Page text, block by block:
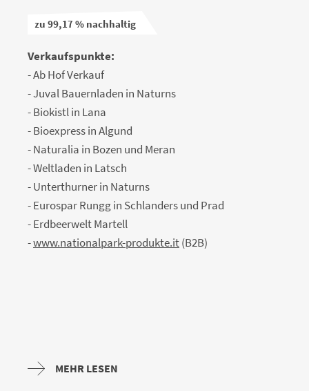
zu 99,17 % nachhaltig
Verkaufspunkte:
- Ab Hof Verkauf
- Juval Bauernladen in Naturns
- Biokistl in Lana
- Bioexpress in Algund
- Naturalia in Bozen und Meran
- Weltladen in Latsch
- Unterthurner in Naturns
- Eurospar Rungg in Schlanders und Prad
- Erdbeerwelt Martell
-www.nationalpark-produkte.it(B2B)
MEHR LESEN